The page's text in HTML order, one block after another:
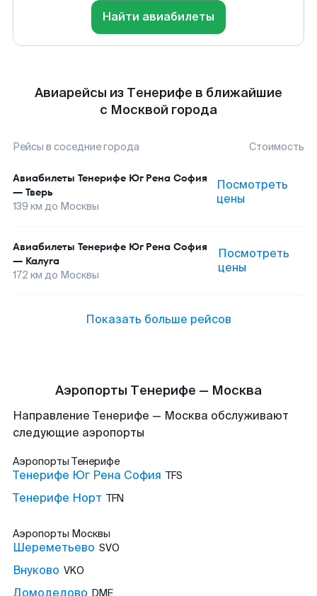
Найти авиабилеты
Авиарейсы из Тенерифе в ближайшие
с Москвой города
Рейсы в соседние города Стоимость
Авиабилеты Тенерифе Юг Рена София
— Тверь
139 км до Москвы
Посмотреть
цены
Авиабилеты Тенерифе Юг Рена София
— Калуга
172 км до Москвы
Посмотреть
цены
Показать больше рейсов
Аэропорты Тенерифе — Москва
Направление Тенерифе — Москва обслуживают
следующие аэропорты
Аэропорты Тенерифе
Тенерифе Юг Рена София TFS
Тенерифе Норт TFN
Аэропорты Москвы
Шереметьево SVO
Внуково VKO
Домодедово DME